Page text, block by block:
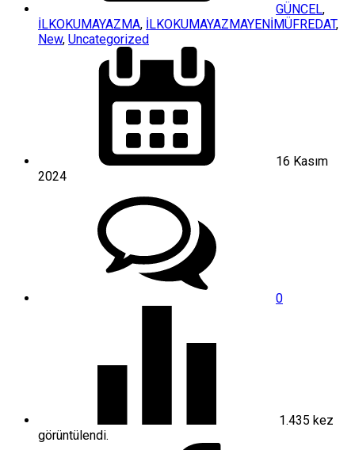
GÜNCEL,
İLKOKUMAYAZMA, İLKOKUMAYAZMAYENİMÜFREDAT,
New, Uncategorized
16 Kasım
2024
0
1.435 kez
görüntülendi.